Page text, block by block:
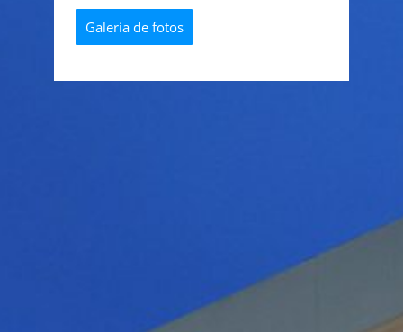
Galeria de fotos